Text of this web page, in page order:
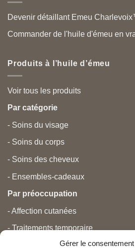
Gérer le
Devenir détaillant Emeu
Commander de l'huile d'émeu en
Produits à l’huile d’émeu
Voir tous les produits
Par catégorie
- Soins du visage
- Soins du corps
- Soins des cheveux
- Ensembles-cadeaux
Par préoccupation
- Affection cutanées
- Traitements temporaire